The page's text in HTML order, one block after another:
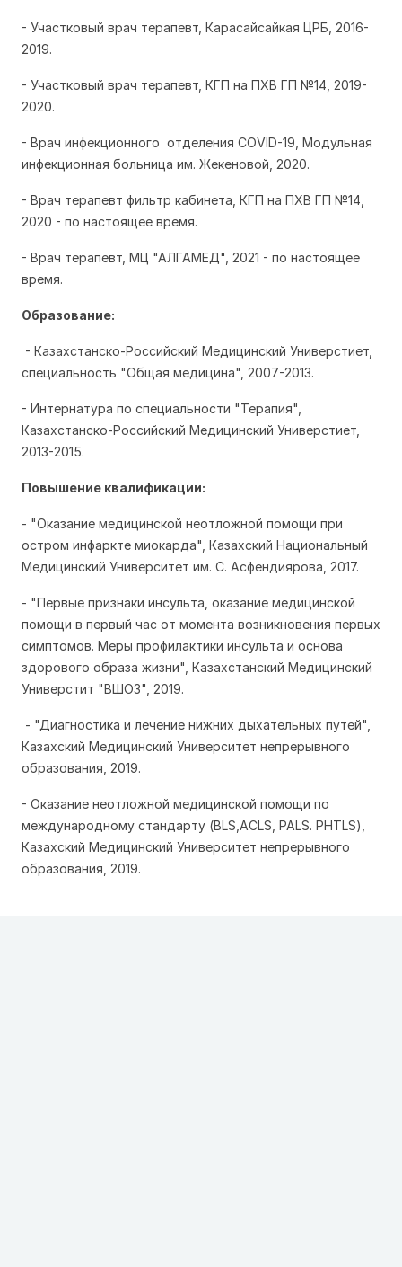
- Участковый врач терапевт, Карасайсайкая ЦРБ, 2016-
2019.
- Участковый врач терапевт, КГП на ПХВ ГП №14, 2019-
2020.
- Врач инфекционного отделения COVID-19, Модульная
инфекционная больница им. Жекеновой, 2020.
- Врач терапевт фильтр кабинета, КГП на ПХВ ГП №14,
2020 - по настоящее время.
- Врач терапевт, МЦ "АЛГАМЕД", 2021 - по настоящее
время.
Образование:
- Казахстанско-Российский Медицинский Универстиет,
специальность "Общая медицина", 2007-2013.
- Интернатура по специальности "Терапия",
Казахстанско-Российский Медицинский Универстиет,
2013-2015.
Повышение квалификации:
- "Оказание медицинской неотложной помощи при
остром инфаркте миокарда", Казахский Национальный
Медицинский Университет им. С. Асфендиярова, 2017.
- "Первые признаки инсульта, оказание медицинской
помощи в первый час от момента возникновения первых
симптомов. Меры профилактики инсульта и основа
здорового образа жизни", Казахстанский Медицинский
Универстит "ВШОЗ", 2019.
- "Диагностика и лечение нижних дыхательных путей",
Казахский Медицинский Университет непрерывного
образования, 2019.
- Оказание неотложной медицинской помощи по
международному стандарту (BLS,ACLS, PALS. PHTLS),
Казахский Медицинский Университет непрерывного
образования, 2019.